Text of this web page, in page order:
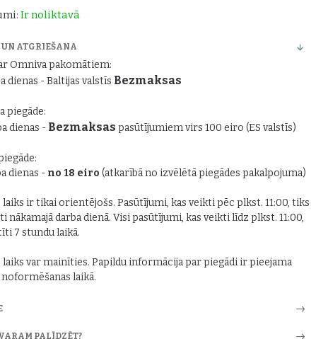
Ir noliktavā
UN ATGRIEŠANA
Omniva pakomātiem:
dienas - Baltijas valstīs Bezmaksas
piegāde:
dienas - Bezmaksas pasūtījumiem virs 100 eiro (ES valstīs)
dienas - no 18 eiro (atkarībā no izvēlētā piegādes pakalpojuma)
laiks ir tikai orientējošs. Pasūtījumi, kas veikti pēc plkst. 11:00, tiks
nākamajā darba dienā. Visi pasūtījumi, kas veikti līdz plkst. 11:00,
7 stundu laikā.
laiks var mainīties. Papildu informācija par piegādi ir pieejama
laikā.
PALĪDZĒT?